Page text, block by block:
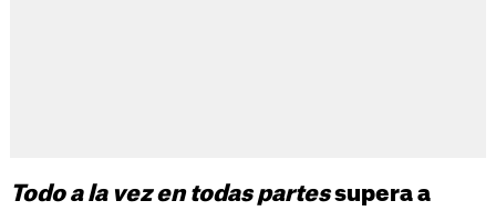
Todo a la vez en todas partessupera a